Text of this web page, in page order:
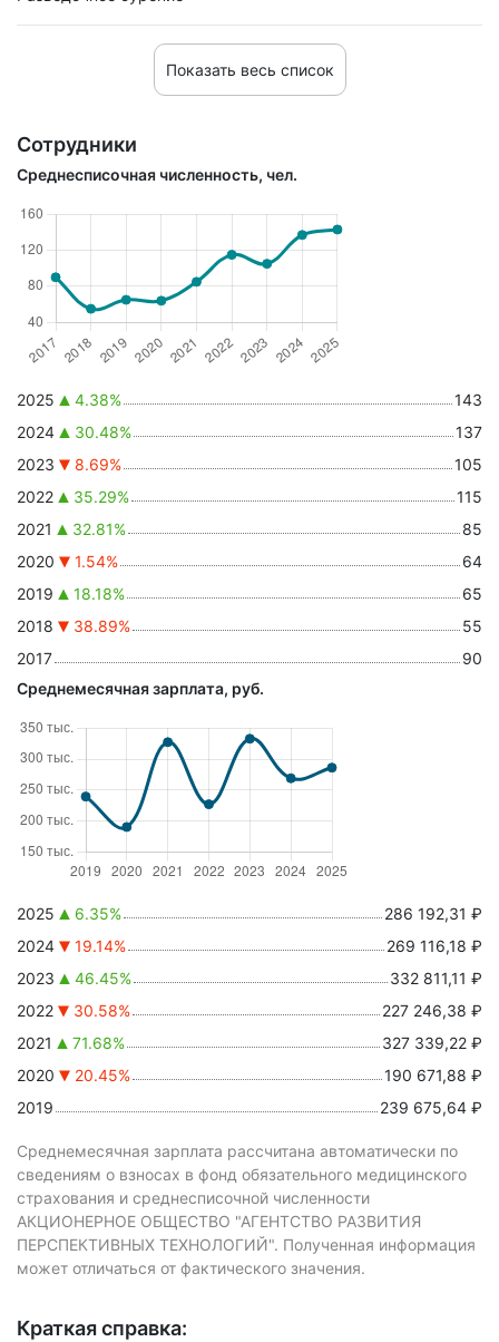
Показать весь список
Сотрудники
Среднесписочная численность, чел.
2025 4.38%
143
2024
30.48%
137
2023
8.69%
105
2022
35.29%
115
2021
32.81%
85
2020
1.54%
64
2019
18.18%
65
2018
38.89%
55
2017
90
Среднемесячная зарплата, руб.
2025 6.35%
286 192,31 ₽
2024
19.14%
269 116,18 ₽
2023
46.45%
332 811,11 ₽
2022
30.58%
227 246,38 ₽
2021
71.68%
327 339,22 ₽
2020
20.45%
190 671,88 ₽
2019
239 675,64 ₽
Среднемесячная зарплата рассчитана автоматически по
сведениям о взносах в фонд обязательного медицинского
страхования и среднесписочной численности
АКЦИОНЕРНОЕ ОБЩЕСТВО "АГЕНТСТВО РАЗВИТИЯ
ПЕРСПЕКТИВНЫХ ТЕХНОЛОГИЙ". Полученная информация
может отличаться от фактического значения.
Краткая справка: